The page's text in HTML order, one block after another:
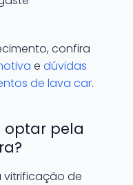
confira
e dúvidas
de lava car.
optar pela
vitrificação de